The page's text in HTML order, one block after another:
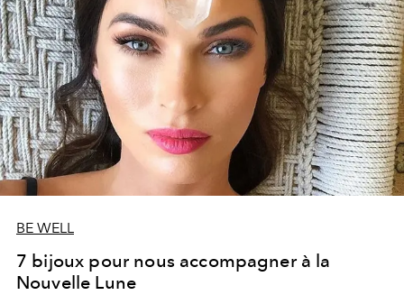
BE WELL
7 bijoux pour nous accompagner à la
Nouvelle Lune